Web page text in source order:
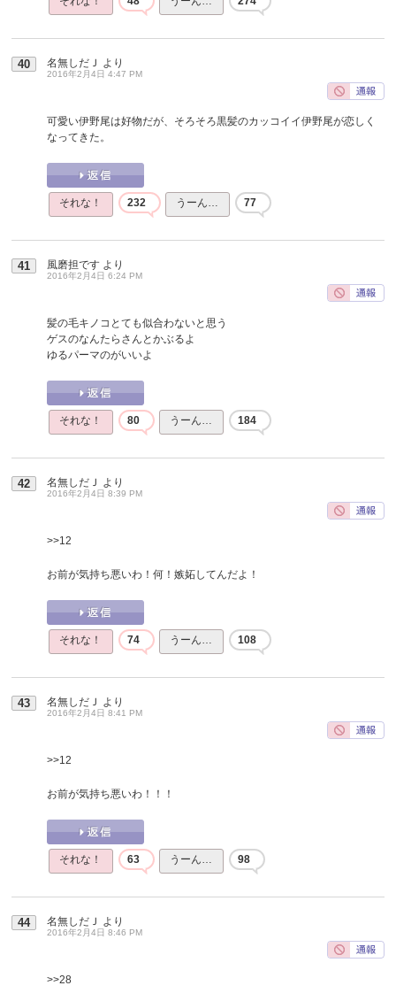
40 名無しだＪ より
2016年2月4日 4:47 PM
可愛い伊野尾は好物だが、そろそろ黒髪のカッコイイ伊野尾が恋しく
なってきた。
それな！ 232 うーん… 77
41 風磨担です より
2016年2月4日 6:24 PM
髪の毛キノコとても似合わないと思う
ゲスのなんたらさんとかぶるよ
ゆるパーマのがいいよ
それな！ 80 うーん… 184
42 名無しだＪ より
2016年2月4日 8:39 PM
>>12
お前が気持ち悪いわ！何！嫉妬してんだよ！
それな！ 74 うーん… 108
43 名無しだＪ より
2016年2月4日 8:41 PM
>>12
お前が気持ち悪いわ！！！
それな！ 63 うーん… 98
44 名無しだＪ より
2016年2月4日 8:46 PM
>>28